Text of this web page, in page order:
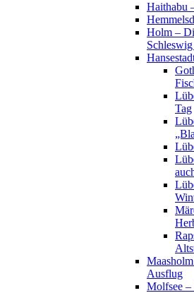
Haithabu
Holm –
Tag
Ausflug
Molfsee –